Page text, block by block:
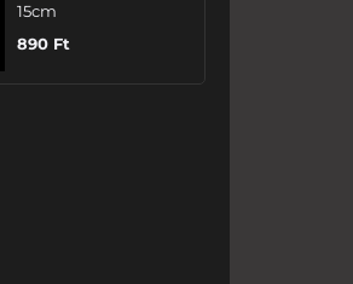
15cm
890 Ft